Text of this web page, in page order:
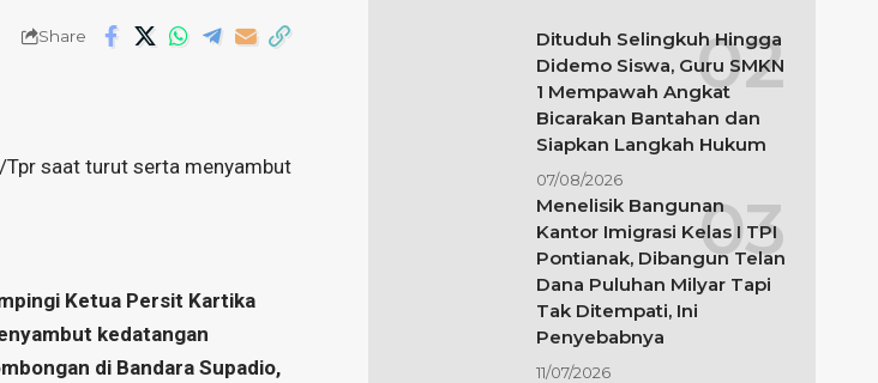
Share
Tpr saat turut serta menyambut
Ketua Persit Kartika
kedatangan
di Bandara Supadio,
Dituduh Selingkuh Hingga
Didemo Siswa, Guru SMKN
1 Mempawah Angkat
Bicarakan Bantahan dan
Siapkan Langkah Hukum
07/08/2026
Menelisik Bangunan
Kantor Imigrasi Kelas I TPI
Pontianak, Dibangun Telan
Dana Puluhan Milyar Tapi
Tak Ditempati, Ini
Penyebabnya
11/07/2026